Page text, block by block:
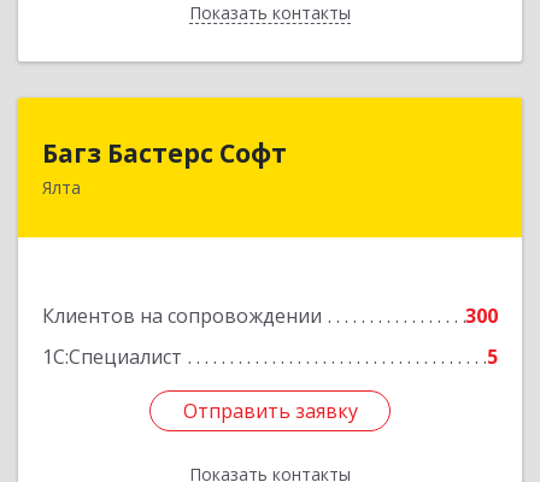
Показать контакты
Назад
Багз Бастерс Софт
Ялта
Клиентов на сопровождении
300
1С:Специалист
5
Отправить заявку
Показать контакты
Багз Бастерс Софт
298603, Крым Респ, Ялта г, Свердлова ул, дом №
Отправить заявку
Назад